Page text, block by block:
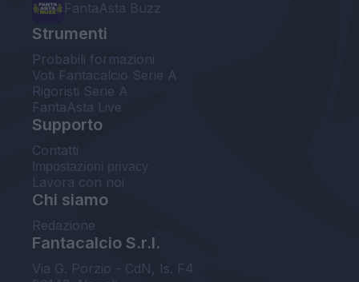
FantaAsta Buzz
Strumenti
Probabili formazioni
Voti Fantacalcio Serie A
Rigoristi Serie A
FantaAsta Live
Supporto
Contatti
Impostazioni privacy
Lavora con noi
Chi siamo
Redazione
Fantacalcio S.r.l.
Via G. Porzio - CdN, Is. F4